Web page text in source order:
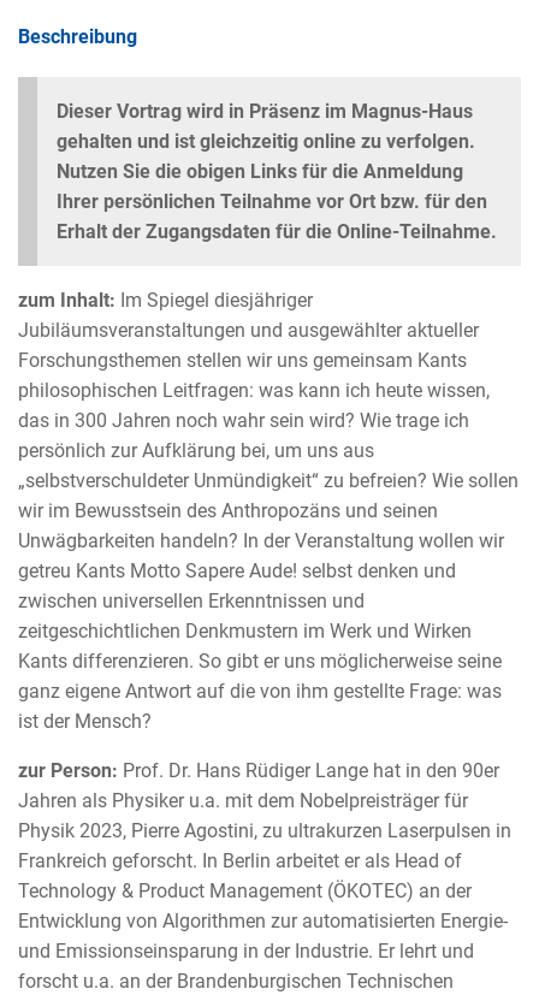
Beschreibung
Dieser Vortrag wird in Präsenz im Magnus-Haus
gehalten und ist gleichzeitig online zu verfolgen.
Nutzen Sie die obigen Links für die Anmeldung
Ihrer persönlichen Teilnahme vor Ort bzw. für den
Erhalt der Zugangsdaten für die Online-Teilnahme.
zum Inhalt: Im Spiegel diesjähriger
Jubiläumsveranstaltungen und ausgewählter aktueller
Forschungsthemen stellen wir uns gemeinsam Kants
philosophischen Leitfragen: was kann ich heute wissen,
das in 300 Jahren noch wahr sein wird? Wie trage ich
persönlich zur Aufklärung bei, um uns aus
„selbstverschuldeter Unmündigkeit“ zu befreien? Wie sollen
wir im Bewusstsein des Anthropozäns und seinen
Unwägbarkeiten handeln? In der Veranstaltung wollen wir
getreu Kants Motto Sapere Aude! selbst denken und
zwischen universellen Erkenntnissen und
zeitgeschichtlichen Denkmustern im Werk und Wirken
Kants differenzieren. So gibt er uns möglicherweise seine
ganz eigene Antwort auf die von ihm gestellte Frage: was
ist der Mensch?
zur Person: Prof. Dr. Hans Rüdiger Lange hat in den 90er
Jahren als Physiker u.a. mit dem Nobelpreisträger für
Physik 2023, Pierre Agostini, zu ultrakurzen Laserpulsen in
Frankreich geforscht. In Berlin arbeitet er als Head of
Technology & Product Management (ÖKOTEC) an der
Entwicklung von Algorithmen zur automatisierten Energie-
und Emissionseinsparung in der Industrie. Er lehrt und
forscht u.a. an der Brandenburgischen Technischen